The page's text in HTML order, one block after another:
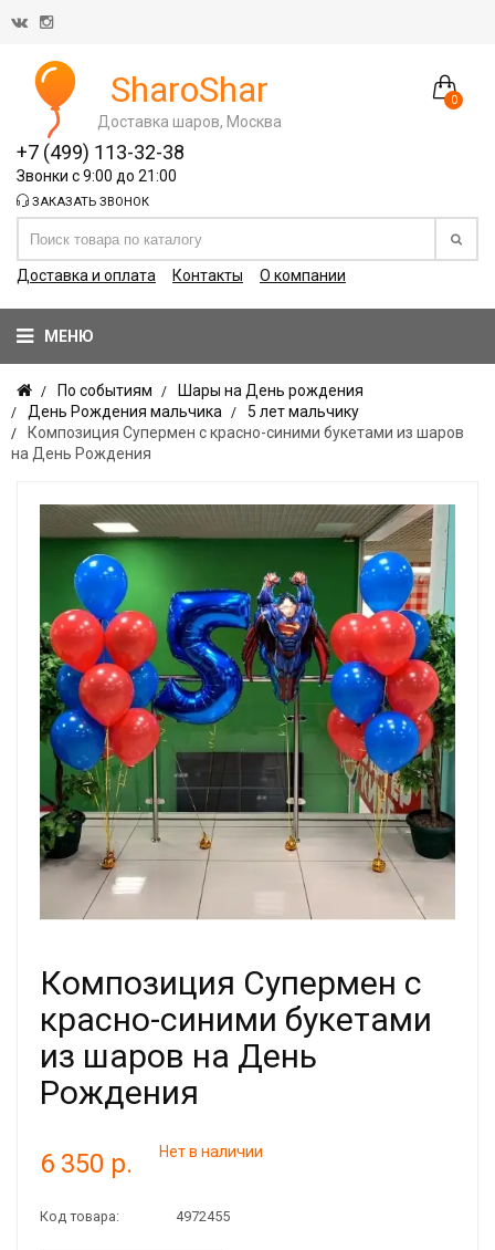
0
SharoShar
Доставка шаров, Москва
+7 (499) 113-32-38
Звонки с 9:00 до 21:00
ЗАКАЗАТЬ ЗВОНОК
Доставка и оплата Контакты О компании
МЕНЮ
По событиям
Шары на День рождения
День Рождения мальчика
5 лет мальчику
Композиция Супермен с красно-синими букетами из шаров
на День Рождения
Композиция Супермен с
красно-синими букетами
из шаров на День
Рождения
6 350 р. Нет в наличии
Код товара: 4972455